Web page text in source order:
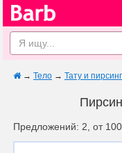
→ Тело → Тату и
Предложений: 2, от